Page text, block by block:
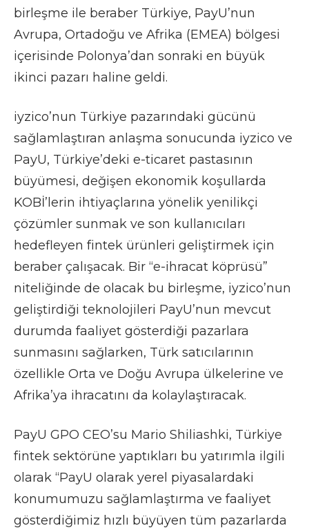
birleşme ile beraber Türkiye, PayU’nun
Avrupa, Ortadoğu ve Afrika (EMEA) bölgesi
içerisinde Polonya’dan sonraki en büyük
ikinci pazarı haline geldi.
iyzico’nun Türkiye pazarındaki gücünü
sağlamlaştıran anlaşma sonucunda iyzico ve
PayU, Türkiye’deki e-ticaret pastasının
büyümesi, değişen ekonomik koşullarda
KOBİ’lerin ihtiyaçlarına yönelik yenilikçi
çözümler sunmak ve son kullanıcıları
hedefleyen fintek ürünleri geliştirmek için
beraber çalışacak. Bir “e-ihracat köprüsü”
niteliğinde de olacak bu birleşme, iyzico’nun
geliştirdiği teknolojileri PayU’nun mevcut
durumda faaliyet gösterdiği pazarlara
sunmasını sağlarken, Türk satıcılarının
özellikle Orta ve Doğu Avrupa ülkelerine ve
Afrika’ya ihracatını da kolaylaştıracak.
PayU GPO CEO’su Mario Shiliashki, Türkiye
fintek sektörüne yaptıkları bu yatırımla ilgili
olarak “PayU olarak yerel piyasalardaki
konumumuzu sağlamlaştırma ve faaliyet
gösterdiğimiz hızlı büyüyen tüm pazarlarda